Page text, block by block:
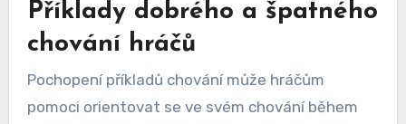
Příklady dobrého a špatného
chování hráčů
Pochopení příkladů chování může hráčům
pomoci orientovat se ve svém chování během